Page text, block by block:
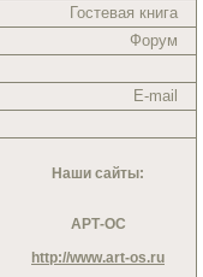
Гостевая книга
Форум
E-mail
Наши сайты:
АРТ-ОС
http://www.art-os.ru